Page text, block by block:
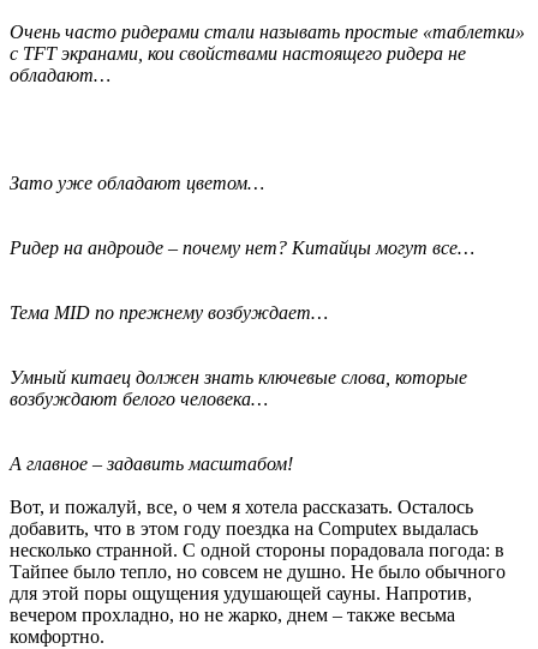
Очень часто ридерами стали называть простые «таблетки»
с TFT экранами, кои свойствами настоящего ридера не
обладают…
Зато уже обладают цветом…
Ридер на андроиде – почему нет? Китайцы могут все…
Тема MID по прежнему возбуждает…
Умный китаец должен знать ключевые слова, которые
возбуждают белого человека…
А главное – задавить масштабом!
Вот, и пожалуй, все, о чем я хотела рассказать. Осталось
добавить, что в этом году поездка на Computex выдалась
несколько странной. С одной стороны порадовала погода: в
Тайпее было тепло, но совсем не душно. Не было обычного
для этой поры ощущения удушающей сауны. Напротив,
вечером прохладно, но не жарко, днем – также весьма
комфортно.